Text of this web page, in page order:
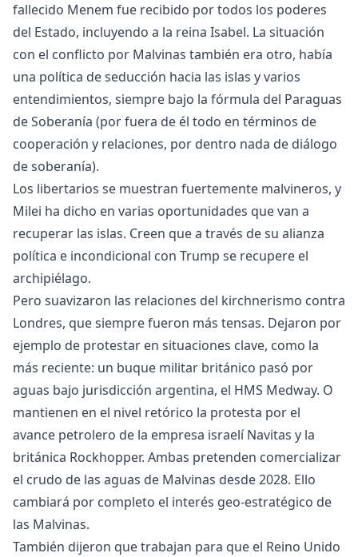
fallecido Menem fue recibido por todos los poderes
del Estado, incluyendo a la reina Isabel. La situación
con el conflicto por Malvinas también era otro, había
una política de seducción hacia las islas y varios
entendimientos, siempre bajo la fórmula del Paraguas
de Soberanía (por fuera de él todo en términos de
cooperación y relaciones, por dentro nada de diálogo
de soberanía).
Los libertarios se muestran fuertemente malvineros, y
Milei ha dicho en varias oportunidades que van a
recuperar las islas. Creen que a través de su alianza
política e incondicional con Trump se recupere el
archipiélago.
Pero suavizaron las relaciones del kirchnerismo contra
Londres, que siempre fueron más tensas. Dejaron por
ejemplo de protestar en situaciones clave, como la
más reciente: un buque militar británico pasó por
aguas bajo jurisdicción argentina, el HMS Medway. O
mantienen en el nivel retórico la protesta por el
avance petrolero de la empresa israelí Navitas y la
británica Rockhopper. Ambas pretenden comercializar
el crudo de las aguas de Malvinas desde 2028. Ello
cambiará por completo el interés geo-estratégico de
las Malvinas.
También dijeron que trabajan para que el Reino Unido